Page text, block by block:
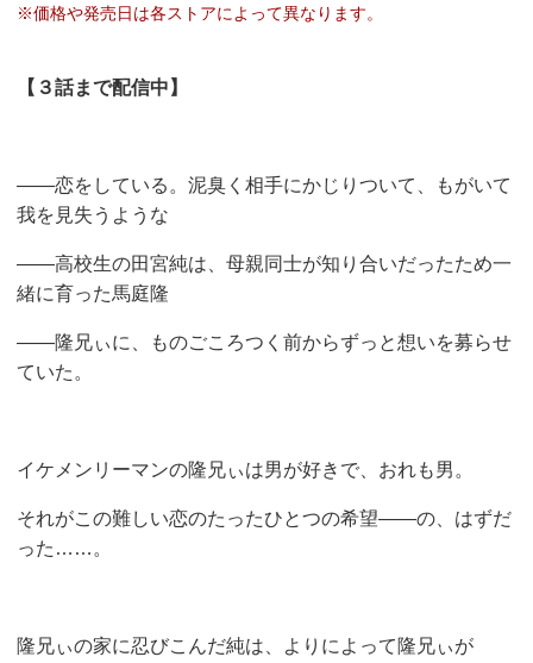
※価格や発売日は各ストアによって異なります。
【３話まで配信中】
――恋をしている。泥臭く相手にかじりついて、もがいて
我を見失うような
――高校生の田宮純は、母親同士が知り合いだったため一
緒に育った馬庭隆
――隆兄ぃに、ものごころつく前からずっと想いを募らせ
ていた。
イケメンリーマンの隆兄ぃは男が好きで、おれも男。
それがこの難しい恋のたったひとつの希望――の、はずだ
った……。
隆兄ぃの家に忍びこんだ純は、よりによって隆兄ぃが